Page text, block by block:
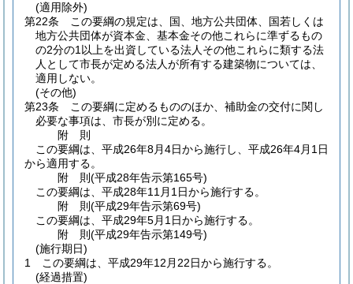
(適用除外)
第22条
この要綱の規定は、国、地方公共団体、国若しくは
地方公共団体が資本金、基本金その他これらに準ずるもの
の2分の1以上を出資している法人その他これらに類する法
人として市長が定める法人が所有する建築物については、
適用しない。
(その他)
第23条
この要綱に定めるもののほか、補助金の交付に関し
必要な事項は、市長が別に定める。
附 則
この要綱は、平成26年8月4日から施行し、平成26年4月1日
から適用する。
附 則(平成28年告示第165号)
この要綱は、平成28年11月1日から施行する。
附 則(平成29年告示第69号)
この要綱は、平成29年5月1日から施行する。
附 則(平成29年告示第149号)
(施行期日)
1
この要綱は、平成29年12月22日から施行する。
(経過措置)